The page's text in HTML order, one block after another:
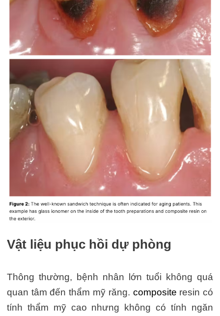
Vật liệu phục hồi dự phòng
Thông thường, bệnh nhân lớn tuổi không quá
quan tâm đến thẩm mỹ răng. composite resin có
tính thẩm mỹ cao nhưng không có tính ngăn